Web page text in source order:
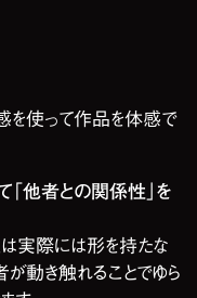
を使って作品を体感で
て「他者との関係性」を
実際には形を持たな
が動き触れることでゆら